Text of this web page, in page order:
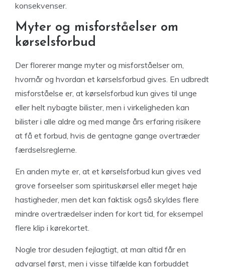
konsekvenser.
Myter og misforståelser om
kørselsforbud
Der florerer mange myter og misforståelser om,
hvornår og hvordan et kørselsforbud gives. En udbredt
misforståelse er, at kørselsforbud kun gives til unge
eller helt nybagte bilister, men i virkeligheden kan
bilister i alle aldre og med mange års erfaring risikere
at få et forbud, hvis de gentagne gange overtræder
færdselsreglerne.
En anden myte er, at et kørselsforbud kun gives ved
grove forseelser som spirituskørsel eller meget høje
hastigheder, men det kan faktisk også skyldes flere
mindre overtrædelser inden for kort tid, for eksempel
flere klip i kørekortet.
Nogle tror desuden fejlagtigt, at man altid får en
advarsel først, men i visse tilfælde kan forbuddet